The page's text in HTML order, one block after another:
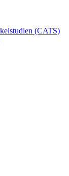
(CATS)